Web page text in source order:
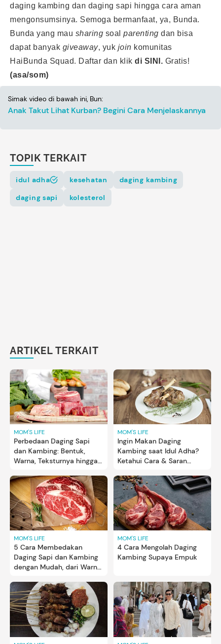
daging kambing dan daging sapi hingga cara aman
mengonsumsinya. Semoga bermanfaat, ya, Bunda.
Bunda yang mau sharing soal parenting dan bisa
dapat banyak giveaway, yuk join komunitas
HaiBunda Squad. Daftar dan klik di SINI. Gratis!
(asa/som)
Simak video di bawah ini, Bun:
Anak Takut Lihat Kurban? Begini Cara Menjelaskannya
TOPIK TERKAIT
idul adha kesehatan
daging kambing
daging sapi
kolesterol
ARTIKEL TERKAIT
MOM'S LIFE
Perbedaan Daging Sapi
dan Kambing: Bentuk,
Warna, Teksturnya hingga
MOM'S LIFE
Ingin Makan Daging
Kambing saat Idul Adha?
Ketahui Cara & Saran
Aman
MOM'S LIFE
5 Cara Membedakan
Daging Sapi dan Kambing
dengan Mudah, dari Warna
MOM'S LIFE
4 Cara Mengolah Daging
Kambing Supaya Empuk